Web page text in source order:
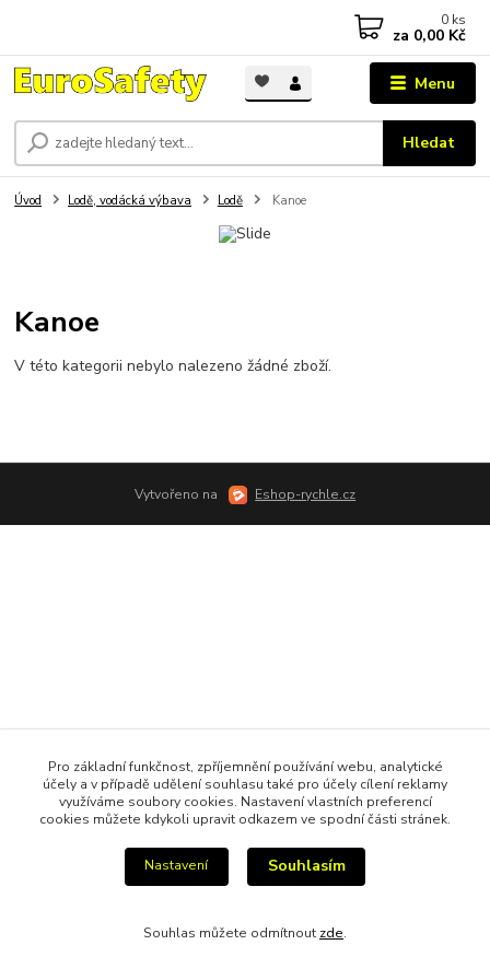
Menu
Hledat
0 ks
za 0,00 Kč
Úvod Lodě, vodácká výbava Lodě Kanoe
Kanoe
V této kategorii nebylo nalezeno žádné zboží.
Vytvořeno na Eshop-rychle.cz
Pro základní funkčnost, zpříjemnění používání webu, analytické
účely a v případě udělení souhlasu také pro účely cílení reklamy
využíváme soubory cookies. Nastavení vlastních preferencí
cookies můžete kdykoli upravit odkazem ve spodní části stránek.
Nastavení Souhlasím
Souhlas můžete odmítnout zde.